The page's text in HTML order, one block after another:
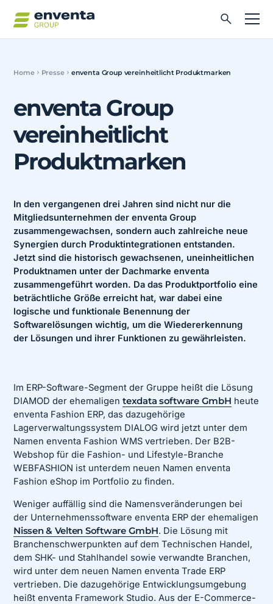
Home Presse enventa Group vereinheitlicht Produktmarken
enventa Group
vereinheitlicht
Produktmarken
In den vergangenen drei Jahren sind nicht nur die
Mitgliedsunternehmen der enventa Group
zusammengewachsen, sondern auch zahlreiche neue
Synergien durch Produktintegrationen entstanden.
Jetzt sind die historisch gewachsenen, uneinheitlichen
Produktnamen unter der Dachmarke enventa
zusammengeführt worden. Da das Produktportfolio eine
beträchtliche Größe erreicht hat, war dabei eine
logische und funktionale Benennung der
Softwarelösungen wichtig, um die Wiedererkennung
der Lösungen und ihrer Funktionen zu gewährleisten.
Im ERP-Software-Segment der Gruppe heißt die Lösung
DIAMOD der ehemaligentexdata software GmbH heute
enventa Fashion ERP, das dazugehörige
Lagerverwaltungssystem DIALOG wird jetzt unter dem
Namen enventa Fashion WMS vertrieben. Der B2B-
Webshop für die Fashion- und Lifestyle-Branche
WEBFASHION ist unterdem neuen Namen enventa
Fashion eShop im Portfolio zu finden.
Weniger auffällig sind die Namensveränderungen bei
der Unternehmenssoftware enventa ERP der ehemaligen
Nissen & Velten Software GmbH. Die Lösung mit
Branchenschwerpunkten auf dem Technischen Handel,
dem SHK- und Stahlhandel sowie verwandte Branchen,
wird unter dem neuen Namen enventa Trade ERP
vertrieben. Die dazugehörige Entwicklungsumgebung
heißt enventa Framework Studio. Aus der E-Commerce-